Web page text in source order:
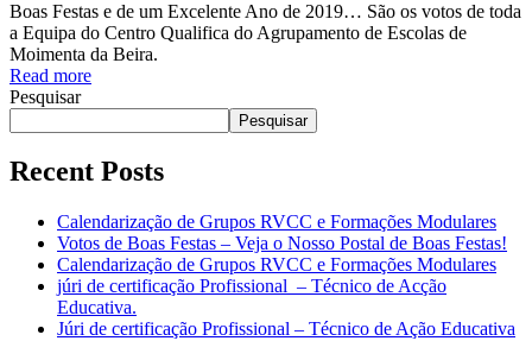
Boas Festas e de um Excelente Ano de 2019… São os votos de toda
a Equipa do Centro Qualifica do Agrupamento de Escolas de
Moimenta da Beira.
Read more
Pesquisar
Pesquisar
Recent Posts
Calendarização de Grupos RVCC e Formações Modulares
Votos de Boas Festas – Veja o Nosso Postal de Boas Festas!
Calendarização de Grupos RVCC e Formações Modulares
júri de certificação Profissional – Técnico de Acção
Educativa.
Júri de certificação Profissional – Técnico de Ação Educativa